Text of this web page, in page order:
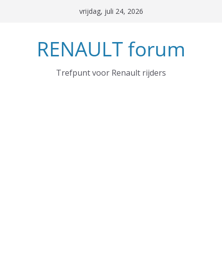
vrijdag, juli 24, 2026
RENAULT forum
Trefpunt voor Renault rijders